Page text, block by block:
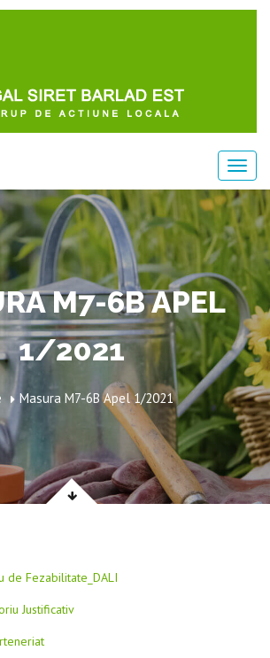
M7-6B APEL
1/2021
Masura M7-6B Apel 1/2021
de Fezabilitate_DALI
Justificativ